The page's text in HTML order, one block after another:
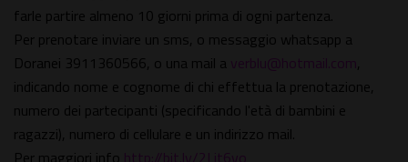
farle partire almeno 10 giorni prima di ogni partenza.
Per prenotare inviare un sms, o messaggio whatsapp a
Doranei 3911360566, o una mail a verblu@hotmail.com,
indicando nome e cognome di chi effettua la prenotazione,
numero dei partecipanti (specificando l'età di bambini e
ragazzi), numero di cellulare e un indirizzo mail.
Per maggiori info http://bit.ly/2Ljt6vo